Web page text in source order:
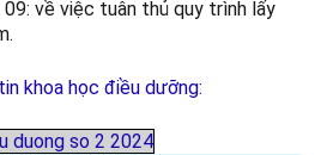
09: về việc tuân thủ quy trình lấy
khoa học điều dưỡng:
duong so 2 2024